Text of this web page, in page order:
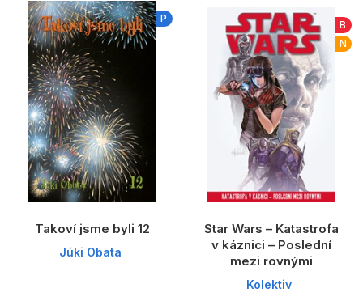
Dárkové publikace
Dárkové zboží
Hobby
Jazyky
Kalendáře
Komiks
Křížovky
Kuchařky
P
Takoví jsme byli 12
Júki Obata
B
N
Star Wars – Katastrofa
v káznici – Poslední
mezi rovnými
Kolektiv